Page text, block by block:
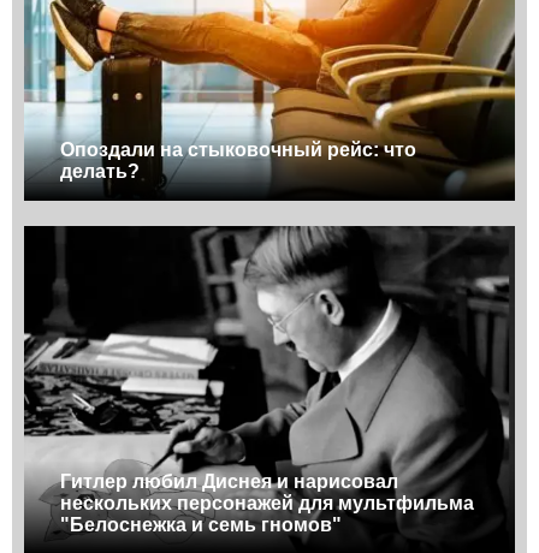
Опоздали на стыковочный рейс: что
делать?
Гитлер любил Диснея и нарисовал
нескольких персонажей для мультфильма
"Белоснежка и семь гномов"